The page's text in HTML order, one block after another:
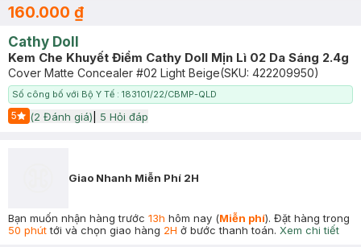
160.000 ₫
Cathy Doll
Kem Che Khuyết Điểm Cathy Doll Mịn Lì 02 Da Sáng 2.4g
Cover Matte Concealer #02 Light Beige(SKU: 422209950)
Số công bố với Bộ Y Tế : 183101/22/CBMP-QLD
5
Start Icon
(2 Đánh giá) 5 Hỏi đáp
Giao Nhanh Miễn Phí 2H
Bạn muốn nhận hàng trước 13h hôm nay (Miễn phí). Đặt hàng trong
50 phúttới và chọn giao hàng 2H ở bước thanh toán. Xem chi tiết